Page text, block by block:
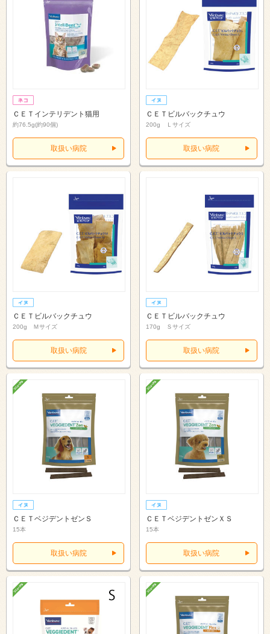
ＣＥＴインテリデント猫用
約76.5g(約90個)
取扱い病院
ＣＥＴビルバックチュウ
200g Ｌサイズ
取扱い病院
ＣＥＴビルバックチュウ
200g Ｍサイズ
取扱い病院
ＣＥＴビルバックチュウ
170g Ｓサイズ
取扱い病院
ＣＥＴベジデントゼンＳ
15本
取扱い病院
ＣＥＴベジデントゼンＸＳ
15本
取扱い病院